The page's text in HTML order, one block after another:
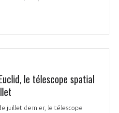
le télescope spatial
juillet dernier, le télescope